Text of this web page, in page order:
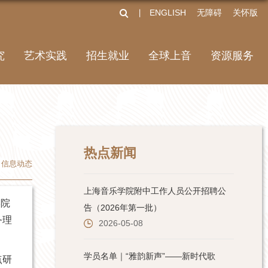
ENGLISH 无障碍 关怀版
艺术实践 招生就业 全球上音 资源服务
信息动态
理
研
热点新闻